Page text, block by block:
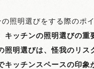
照明選びをする際のポ
キッチンの照明選びの重
照明選びは、怪我のリス
キッチンスペースの印象